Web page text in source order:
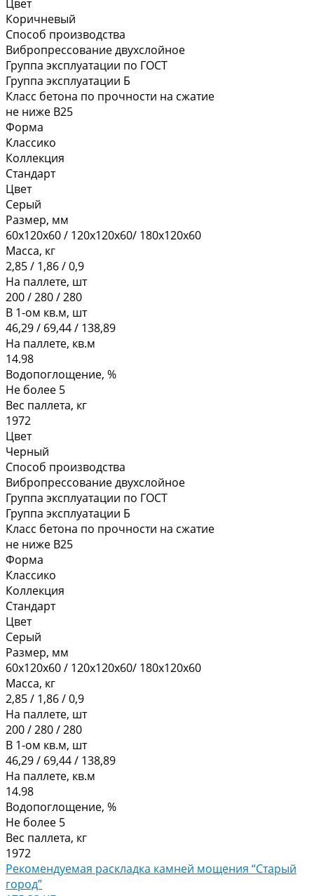
Цвет
Коричневый
Способ производства
Вибропрессование двухслойное
Группа эксплуатации по ГОСТ
Группа эксплуатации Б
Класс бетона по прочности на сжатие
не ниже В25
Форма
Классико
Коллекция
Стандарт
Цвет
Серый
Размер, мм
60х120х60 / 120х120х60/ 180х120х60
Масса, кг
2,85 / 1,86 / 0,9
На паллете, шт
200 / 280 / 280
В 1-ом кв.м, шт
46,29 / 69,44 / 138,89
На паллете, кв.м
14.98
Водопоглощение, %
Не более 5
Вес паллета, кг
1972
Цвет
Черный
Способ производства
Вибропрессование двухслойное
Группа эксплуатации по ГОСТ
Группа эксплуатации Б
Класс бетона по прочности на сжатие
не ниже В25
Форма
Классико
Коллекция
Стандарт
Цвет
Серый
Размер, мм
60х120х60 / 120х120х60/ 180х120х60
Масса, кг
2,85 / 1,86 / 0,9
На паллете, шт
200 / 280 / 280
В 1-ом кв.м, шт
46,29 / 69,44 / 138,89
На паллете, кв.м
14.98
Водопоглощение, %
Не более 5
Вес паллета, кг
1972
Рекомендуемая раскладка камней мощения “Старый
город”